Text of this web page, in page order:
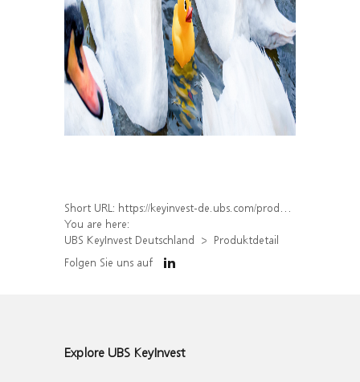
Short URL: https://keyinvest-de.ubs.com/produkt/detail/index/isin/DE000WA6Z718
You are here:
UBS KeyInvest Deutschland
Produktdetail
Folgen Sie uns auf
Explore UBS KeyInvest